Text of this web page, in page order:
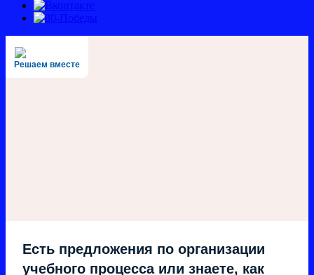
Решаем вместе
Есть предложения по организации
учебного процесса или знаете, как